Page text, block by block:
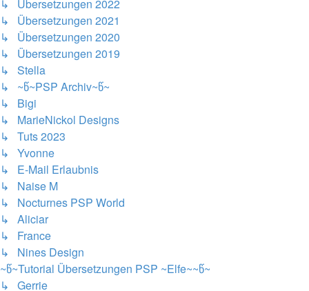
↳ Übersetzungen 2022
↳ Übersetzungen 2021
↳ Übersetzungen 2020
↳ Übersetzungen 2019
↳ Stella
↳ ~წ~PSP Archiv~წ~
↳ Bigi
↳ MarieNickol Designs
↳ Tuts 2023
↳ Yvonne
↳ E-Mail Erlaubnis
↳ Naise M
↳ Nocturnes PSP World
↳ Aliciar
↳ France
↳ Nines Design
~წ~Tutorial Übersetzungen PSP ~Elfe~~წ~
↳ Gerrie